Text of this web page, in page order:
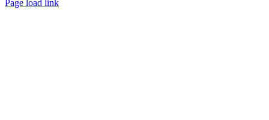
Page load link